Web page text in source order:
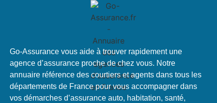
Go-Assurance vous aide à trouver rapidement une
agence d’assurance proche de chez vous. Notre
annuaire référence des courtiers et agents dans tous les
départements de France pour vous accompagner dans
vos démarches d’assurance auto, habitation, santé,